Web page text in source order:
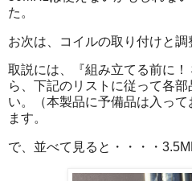
た。
お次は、コイルの取り付けと調
取説には、『組み立てる前に
ら、下記のリストに従って各
い。（本製品に予備品は入っ
ます。
で、並べて見ると・・・・